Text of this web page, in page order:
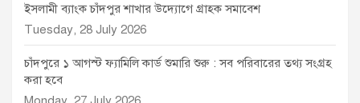
ইসলামী ব্যাংক চাঁদপুর শাখার উদ্যোগে গ্রাহক সমাবেশ
Tuesday, 28 July 2026
চাঁদপুরে ১ আগস্ট ফ্যামিলি কার্ড শুমারি শুরু : সব পরিবারের তথ্য সংগ্রহ
করা হবে